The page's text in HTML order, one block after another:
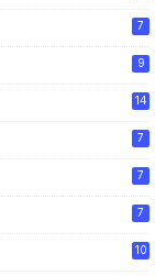
7
9
14
7
7
7
10